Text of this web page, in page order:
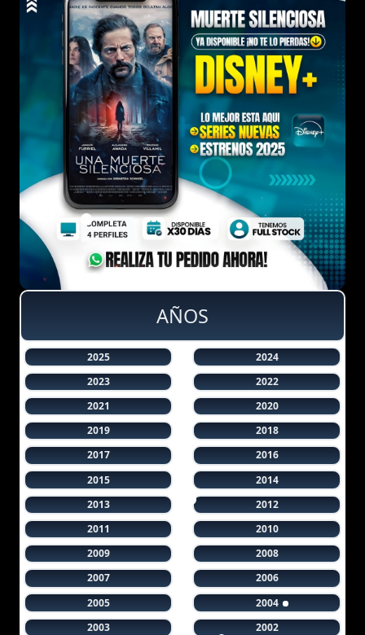
AÑOS
2025
2024
2023
2022
2021
2020
2019
2018
2017
2016
2015
2014
2013
2012
2011
2010
2009
2008
2007
2006
2005
2004
2003
2002